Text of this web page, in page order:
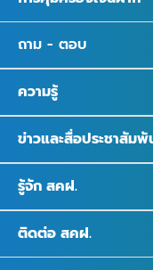
ถาม - ตอบ
ความรู้
ข่าวและสื่อประชาสัมพั
รู้จัก สคฝ.
ติดต่อ สคฝ.